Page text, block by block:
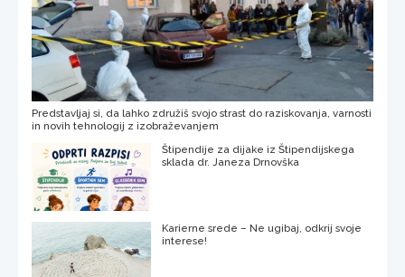
Predstavljaj si, da lahko združiš svojo strast do raziskovanja, varnosti
in novih tehnologij z izobraževanjem
Štipendije za dijake iz Štipendijskega
sklada dr. Janeza Drnovška
Karierne srede – Ne ugibaj, odkrij svoje
interese!